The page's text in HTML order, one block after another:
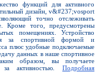
функций для активного
дизайн, v&#237;vosport
точно отслеживать
Кроме того, предусмотрены
помещениях. Устройство
за спортивной формой и
плюс удобные подключаемые
данных в наше спортивное
образом, вы получаете
за активностью. Подробная